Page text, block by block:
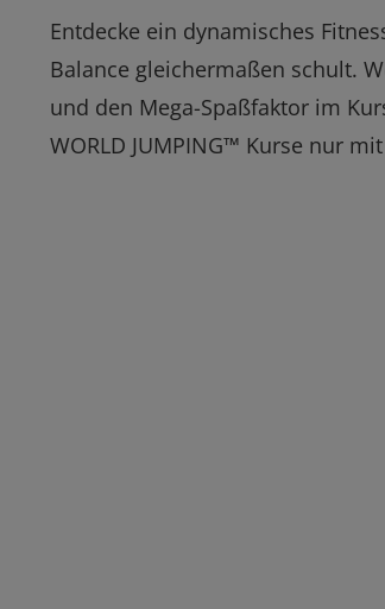
Entdecke ein dynamisches
Balance gleichermaßen schult.
und den Mega-Spaßfaktor im
WORLD JUMPING™ Kurse nur